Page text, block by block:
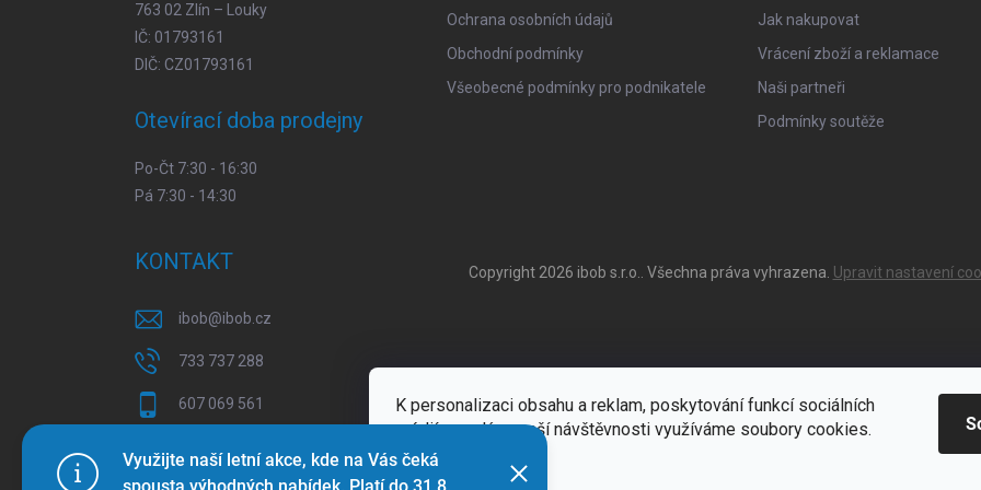
K personalizaci obsahu a reklam, poskytování funkcí sociálních
médií a analýze naší návštěvnosti využíváme soubory cookies.
Více informací
Využijte naší letní akce, kde na Vás čeká
763 02 Zlín – Louky
IČ: 01793161
DIČ: CZ01793161
Otevírací doba prodejny
Po-Čt 7:30 - 16:30
Pá 7:30 - 14:30
Ochrana osobních údajů
Obchodní podmínky
Všeobecné podmínky pro podnikatele
Jak nakupovat
Vrácení zboží a reklamace
Naši partneři
Podmínky soutěže
KONTAKT
ibob@ibob.cz
733 737 288
607 069 561
Copyright 2026 ibob s.r.o. . Všechna práva vyhrazena. Upravit nastavení